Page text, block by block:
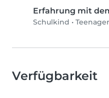
Erfahrung mit
Schulkind • Teenager
Verfügbarkeit